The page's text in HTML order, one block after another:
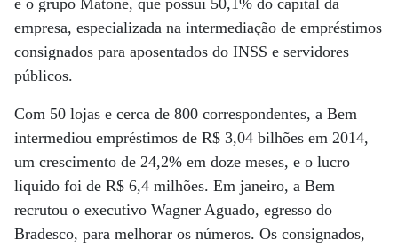
e o grupo Matone, que possui 50,1% do capital da
empresa, especializada na intermediação de empréstimos
consignados para aposentados do INSS e servidores
públicos.
Com 50 lojas e cerca de 800 correspondentes, a Bem
intermediou empréstimos de R$ 3,04 bilhões em 2014,
um crescimento de 24,2% em doze meses, e o lucro
líquido foi de R$ 6,4 milhões. Em janeiro, a Bem
recrutou o executivo Wagner Aguado, egresso do
Bradesco, para melhorar os números. Os consignados,